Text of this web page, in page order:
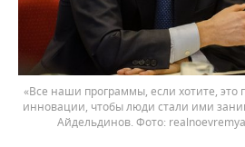
«Все наши программы, если хотите, это
инновации, чтобы люди стали ими
Айдельдинов.